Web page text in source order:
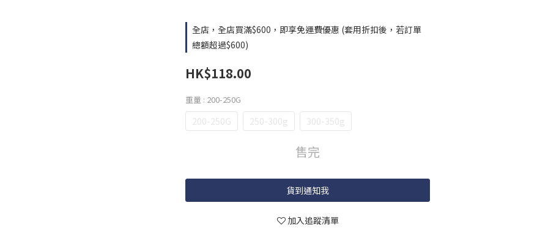
全店，全店買滿$600，即享免運費優惠 (套用折扣後，若訂單
總額超過$600)
HK$118.00
重量 : 200-250G
200-250G 250-300g 300-350g
售完
貨到通知我
加入追蹤清單